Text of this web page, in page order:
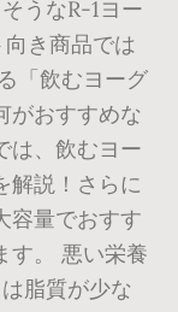
うなR-1ヨー
き商品では
「飲むヨーグ
がおすすめな
は、飲むヨー
解説！さらに
容量でおすす
す。 悪い栄養
脂質が少な